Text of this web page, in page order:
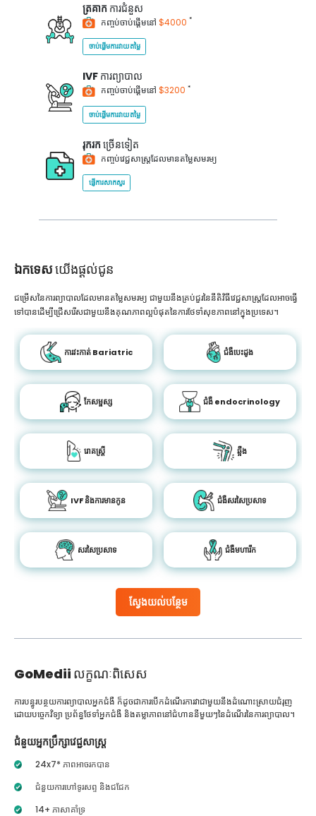
ត្រគាក ការជំនួស
កញ្ចប់ចាប់ផ្តើមនៅ $4000 *
ចាប់ផ្តើមការវាយតម្លៃ
IVF ការព្យាបាល
កញ្ចប់ចាប់ផ្តើមនៅ $3200 *
ចាប់ផ្តើមការវាយតម្លៃ
រុករក ច្រើនទៀត
កញ្ចប់វេជ្ជសាស្ត្រដែលមានតម្លៃសមរម្យ
ផ្ញើការសាកសួរ
ឯកទេសយើងផ្តល់ជូន
ស្វែងយល់បន្ថែម
ជម្រើសនៃការព្យាបាលដែលមានតម្លៃសមរម្យ ជាមួយនឹងគ្រប់ជួរនៃនីតិវិធីវេជ្ជសាស្រ្តដែលអាចធ្វើ
ទៅបានដើម្បីជ្រើសរើសជាមួយនឹងគុណភាពល្អបំផុតនៃការថែទាំសុខភាពនៅក្នុងប្រទេស។
ការវះកាត់ Bariatric ជំងឺបេះដូង
កែសម្ផស្ស ជំងឺ endocrinology
រោគស្ត្រី ឆ្អឹង
IVF និងការមានកូន ជំងឺសរសៃប្រសាទ
សរសៃប្រសាទ ជំងឺមហារីក
GoMedii លក្ខណៈពិសេស
ការបន្ធូរបន្ថយការព្យាបាលអ្នកជំងឺ ក៏ដូចជាការបើកដំណើរការវាជាមួយនឹងដំណោះស្រាយជំរុញ
ដោយបច្ចេកវិទ្យា ប្រព័ន្ធថែទាំអ្នកជំងឺ និងតម្លាភាពនៅជំហាននីមួយៗនៃដំណើរនៃការព្យាបាល។
ជំនួយអ្នកប្រឹក្សាវេជ្ជសាស្ត្រ
24x7* ភាពអាចរកបាន
ជំនួយការហៅទូរសព្ទ និងជជែក
14+ ភាសាគាំទ្រ